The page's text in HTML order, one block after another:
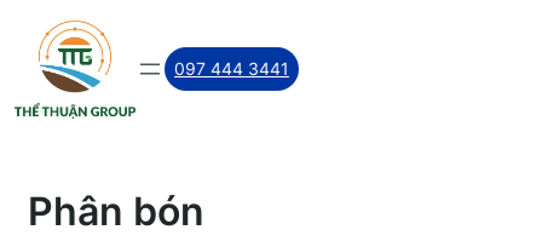
Skip
content
097 444 3441
Phân bón